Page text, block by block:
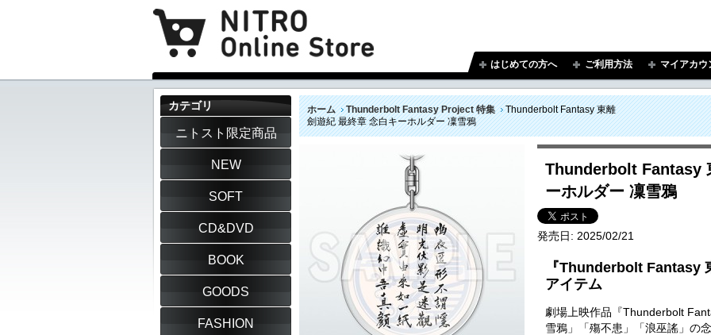
はじめての方へ ご利用方法 マイアカウ
ホーム Thunderbolt Fantasy Project 特集
Thunderbolt Fantasy 東離
劍遊紀 最終章 念白キーホルダー 凜雪鴉
Thunderbolt Fantasy
ーホルダー 凜雪鴉
発売日: 2025/02/21
『Thunderbolt Fantasy
アイテム
劇場上映作品『Thunderbolt
雪鴉」「殤不患」「浪巫謠」の
カテゴリ
ニトスト限定商品
NEW
SOFT
CD&DVD
BOOK
GOODS
FASHION